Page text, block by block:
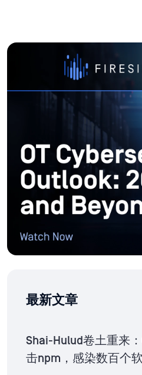
最新文章
Shai-Hulud卷土重来
击npm，感染数百个